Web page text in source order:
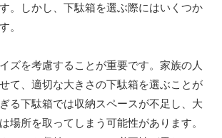
。しかし、下駄箱を選ぶ際にはいくつか
。
ズを考慮することが重要です。家族の人
て、適切な大きさの下駄箱を選ぶことが
る下駄箱では収納スペースが不足し、大
場所を取ってしまう可能性があります。